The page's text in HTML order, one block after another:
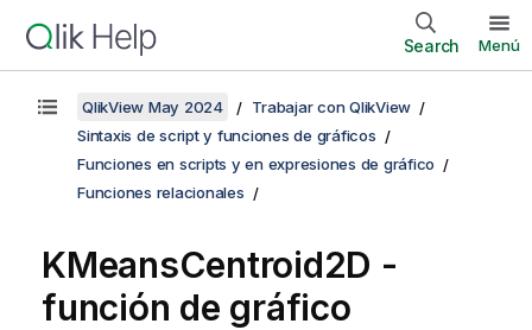
Search Menú
QlikView May 2024
Trabajar con QlikView
Sintaxis de script y funciones de gráficos
Funciones en scripts y en expresiones de gráfico
Funciones relacionales
KMeansCentroid2D -
función de gráfico